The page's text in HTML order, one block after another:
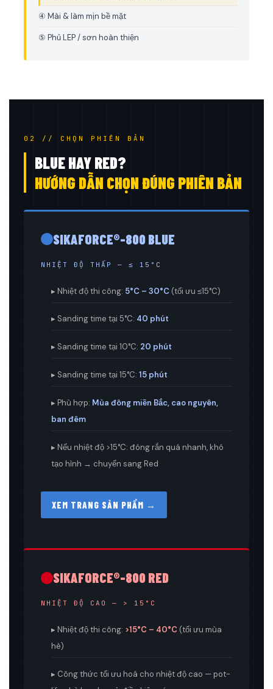
④ Mài & làm mịn bề mặt
⑤ Phủ LEP / sơn hoàn thiện
02 // CHỌN PHIÊN BẢN
BLUE HAY RED?
HƯỚNG DẪN CHỌN ĐÚNG PHIÊN BẢN
SIKAFORCE®-800 BLUE
NHIỆT ĐỘ THẤP — ≤ 15°C
▸ Nhiệt độ thi công: 5°C – 30°C (tối ưu ≤15°C)
▸ Sanding time tại 5°C: 40 phút
▸ Sanding time tại 10°C: 20 phút
▸ Sanding time tại 15°C: 15 phút
▸ Phù hợp: Mùa đông miền Bắc, cao nguyên,
ban đêm
▸ Nếu nhiệt độ >15°C: đóng rắn quá nhanh, khó
tạo hình → chuyển sang Red
XEM TRANG SẢN PHẨM →
SIKAFORCE®-800 RED
NHIỆT ĐỘ CAO — > 15°C
▸ Nhiệt độ thi công: >15°C – 40°C(tối ưu mùa
hè)
▸ Công thức tối ưu hoá cho nhiệt độ cao — pot-